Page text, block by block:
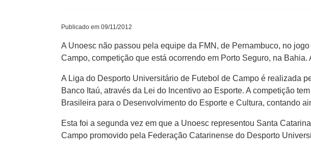
Publicado em 09/11/2012
A Unoesc não passou pela equipe da FMN, de Pernambuco, no
Campo, competição que está ocorrendo em Porto Seguro, na
A Liga do Desporto Universitário de Futebol de Campo é realizada
Banco Itaú, através da Lei do Incentivo ao Esporte. A competição
Brasileira para o Desenvolvimento do Esporte e Cultura, contando
Esta foi a segunda vez em que a Unoesc representou Santa
Campo promovido pela Federação Catarinense do Desporto